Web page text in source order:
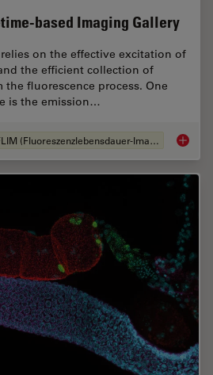
based Imaging Gallery
on the effective excitation of
the efficient collection of
fluorescence process. One
is the emission…
FLIM (Fluoreszenzlebensdauer-Imaging-Mikroskopie)